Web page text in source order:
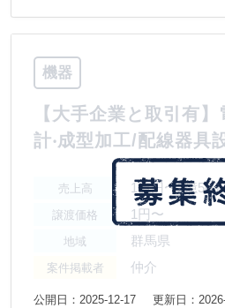
機器
【⼤⼿企業と取引有
計‧成型加⼯/配線器具
売上高 1億円〜2億
譲渡価格 1円〜
地域 群馬県
案件掲載者 仲介
公開日：2025-12-17 更新日：